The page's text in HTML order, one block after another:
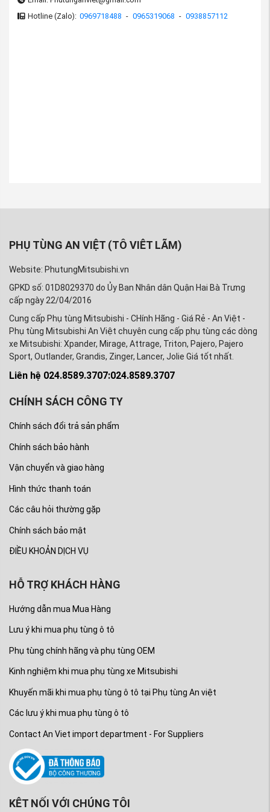
4-Tất cả các sản phẩm bán ra của phụ tùng xe
Mitsubishi Triton 2019-2022 tại An Việt đều được đổi
đúng theo tiêu chuẩn của hãng Mitsubishi Motors
=> Làm sao để quý khách hàng có xe mitsubishi Triton
lưu hành tốt trên đường mà chi phí sửa chữa bảo dưỡng
phụ tùng không quá đắt đỏ là phương châm hoạt động
của Phụ tùng Mitsubishi An Việt.
*Mọi chi tiết xin liên hệ với Phụ tùng ô tô Mitsubishi
►Nhập khẩu và phân phối: Công ty Phụ tùng
Mitsubishi An Việt.
Hotline (Zalo): 0963 603 466 - 0984 178 498 - 0913
Fanpage: https://www.facebook.com/
► Youtube:https://www.youtube.com/
►Website:PhutungMitsubishi.vn
Phụ tùng Mitsubishi An Việt chuyên cung cấp phụ
tùng chính hãng các dòng xe Mitsubishi:
Phụ tùng xe Mitsubishi Attrage
Phụ tùng xe Mitsubishi Outlander
Phụ tùng xe Mitsubishi Xpander
Phụ tùng xe Mitsubishi Pajero
Phụ tùng xe Mitsubishi Pajero Sport
Phụ tùng xe Mitsubishi Triton
Phụ tùng xe Mitsubishi Lancer Gala
Thẻ bài viết:
phụ kiện oto mitsubishilancer
Bơm trợ lực lái xe Mitsubishi Triton 2019-2022
Hotline (Zalo): 0969718488 - 0965319068 - 0938857112
PHỤ TÙNG AN VIỆT (TÔ VIÊT LÃM)
Website: PhutungMitsubishi.vn
GPKD số: 01D8029370 do Ủy Ban Nhân dân Quận Hai Bà Trưng
cấp ngày 22/04/2016
Cung cấp Phụ tùng Mitsubishi - CHính Hãng - Giá Rẻ - An Việt -
Phụ tùng Mitsubishi An Việt chuyên cung cấp phụ tùng các dòng
xe Mitsubishi: Xpander, Mirage, Attrage, Triton, Pajero, Pajero
Sport, Outlander, Grandis, Zinger, Lancer, Jolie Giá tốt nhất.
Liên hệ 024.8589.3707:024.8589.3707
CHÍNH SÁCH CÔNG TY
Chính sách đổi trả sản phẩm
Chính sách bảo hành
Vận chuyển và giao hàng
Hình thức thanh toán
Các câu hỏi thường gặp
Chính sách bảo mật
ĐIỀU KHOẢN DỊCH VỤ
HỖ TRỢ KHÁCH HÀNG
Hướng dẫn mua Mua Hàng
Lưu ý khi mua phụ tùng ô tô
Phụ tùng chính hãng và phụ tùng OEM
Kinh nghiệm khi mua phụ tùng xe Mitsubishi
Khuyến mãi khi mua phụ tùng ô tô tại Phụ tùng An việt
Các lưu ý khi mua phụ tùng ô tô
Contact An Viet import department - For Suppliers
KÊT NỐI VỚI CHÚNG TÔI